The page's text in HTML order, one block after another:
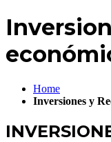
Home
Inversiones y